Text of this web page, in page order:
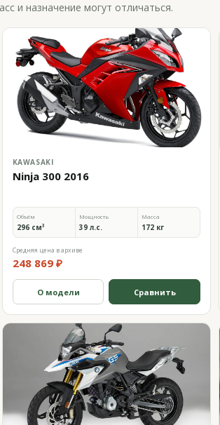
и назначение могут отличаться.
KAWASAKI
Ninja 300 2016
Объём
296 см³
Мощность
39 л.с.
Масса
172 кг
Средняя цена в архиве
248 869 ₽
О модели Сравнить